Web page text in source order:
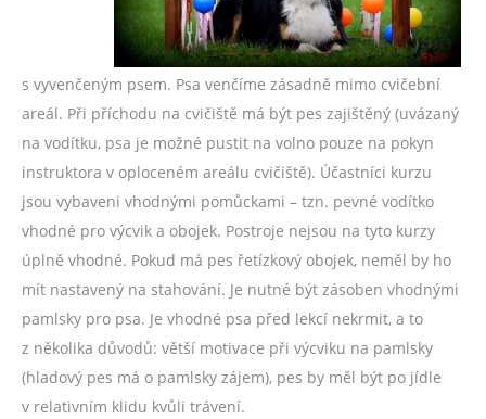
s vyvenčeným psem. Psa venčíme zásadně mimo cvičební
areál. Při příchodu na cvičiště má být pes zajištěný (uvázaný
na vodítku, psa je možné pustit na volno pouze na pokyn
instruktora v oploceném areálu cvičiště). Účastníci kurzu
jsou vybaveni vhodnými pomůckami – tzn. pevné vodítko
vhodné pro výcvik a obojek. Postroje nejsou na tyto kurzy
úplně vhodné. Pokud má pes řetízkový obojek, neměl by ho
mít nastavený na stahování. Je nutné být zásoben vhodnými
pamlsky pro psa. Je vhodné psa před lekcí nekrmit, a to
z několika důvodů: větší motivace při výcviku na pamlsky
(hladový pes má o pamlsky zájem), pes by měl být po jídle
v relativním klidu kvůli trávení.